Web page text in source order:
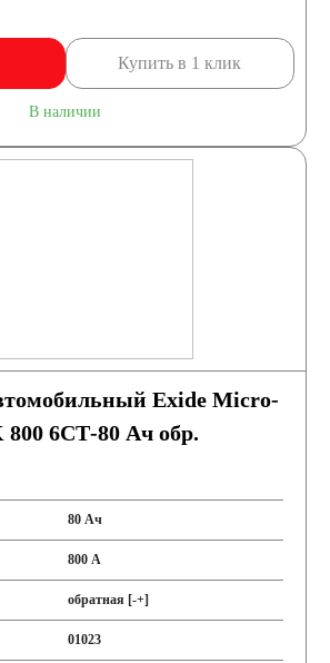
Купить в 1 клик
В наличии
Exide Micro-
6СТ-80 Ач обр.
80 Ач
800 А
обратная [-+]
01023